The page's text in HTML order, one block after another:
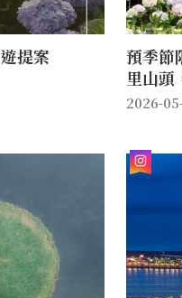
提案
預季節
里山頭
花海裡
高的 #
每一
氣滿滿
2026-